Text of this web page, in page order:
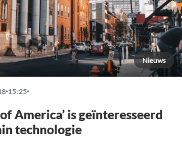
Nieuws
15:25
America’ is geïnteresseerd
technologie